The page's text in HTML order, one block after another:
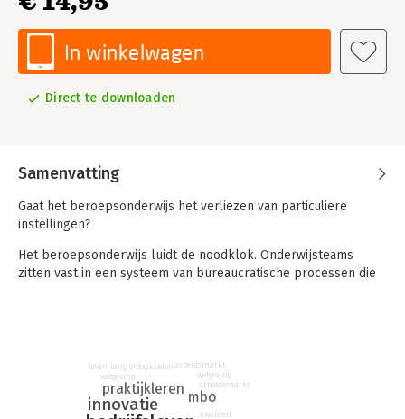
In winkelwagen
Direct te downloaden
Samenvatting
Gaat het beroepsonderwijs het verliezen van particuliere
instellingen?
Het beroepsonderwijs luidt de noodklok. Onderwijsteams
zitten vast in een systeem van bureaucratische processen die
Docenten binnen het bekostigd onderwijs ervaren hoge
werkdruk en beseffen dat ze in de waan van de dag leven. Het
lukt niet om tijd en energie te richten op de dingen die er voor
innovatie
praktijkleren
mbo
kwaliteit
wetgeving
leven lang ontwikkelen arbeidsmarkt
wetgeving
arbeidsmarkt